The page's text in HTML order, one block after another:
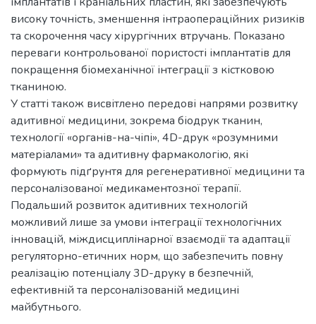
високу точність, зменшення інтраопераційних ризиків
та скорочення часу хірургічних втручань. Показано
переваги контрольованої пористості імплантатів для
покращення біомеханічної інтеграції з кістковою
тканиною.
У статті також висвітлено передові напрями розвитку
адитивної медицини, зокрема біодрук тканин,
технології «органів-на-чіпі», 4D-друк «розумними
матеріалами» та адитивну фармакологію, які
формують підґрунтя для регенеративної медицини та
персоналізованої медикаментозної терапії.
Подальший розвиток адитивних технологій
можливий лише за умови інтеграції технологічних
інновацій, міждисциплінарної взаємодії та адаптації
регуляторно-етичних норм, що забезпечить повну
реалізацію потенціалу 3D-друку в безпечній,
ефективній та персоналізованій медицині
майбутнього.